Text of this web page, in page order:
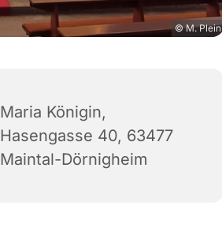
© M. Plein
Maria Königin,
Hasengasse 40, 63477
Maintal-Dörnigheim